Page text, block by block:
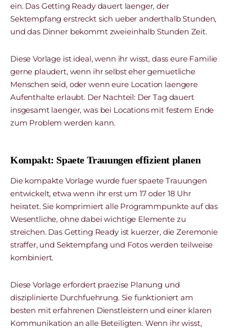
ein. Das Getting Ready dauert laenger, der
Sektempfang erstreckt sich ueber anderthalb Stunden,
und das Dinner bekommt zweieinhalb Stunden Zeit.
Diese Vorlage ist ideal, wenn ihr wisst, dass eure Familie
gerne plaudert, wenn ihr selbst eher gemuetliche
Menschen seid, oder wenn eure Location laengere
Aufenthalte erlaubt. Der Nachteil: Der Tag dauert
insgesamt laenger, was bei Locations mit festem Ende
zum Problem werden kann.
Kompakt: Spaete Trauungen effizient planen
Die kompakte Vorlage wurde fuer spaete Trauungen
entwickelt, etwa wenn ihr erst um 17 oder 18 Uhr
heiratet. Sie komprimiert alle Programmpunkte auf das
Wesentliche, ohne dabei wichtige Elemente zu
streichen. Das Getting Ready ist kuerzer, die Zeremonie
straffer, und Sektempfang und Fotos werden teilweise
kombiniert.
Diese Vorlage erfordert praezise Planung und
disziplinierte Durchfuehrung. Sie funktioniert am
besten mit erfahrenen Dienstleistern und einer klaren
Kommunikation an alle Beteiligten. Wenn ihr wisst,